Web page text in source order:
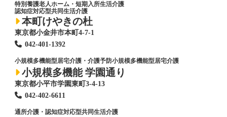
特別養護老人ホーム ・短期入所生活介護
認知症対応型共同生活介護
本町けやきの杜
東京都小金井市本町4-7-1
042-401-1392
小規模多機能型居宅介護・介護予防小規模多機能型居宅介護
小規模多機能 学園通り
東京都小平市学園東町3-4-13
042-402-6611
通所介護・認知症対応型共同生活介護